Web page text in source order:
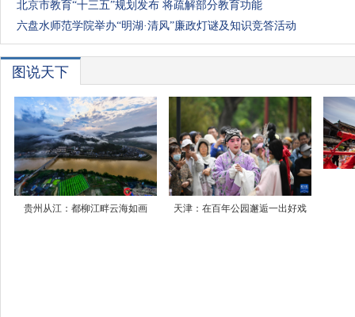
北京市教育“十三五”规划发布 将疏解部分教育功能
六盘水师范学院举办“明湖·清风”廉政灯谜及知识竞答活动
图说天下
贵州从江：都柳江畔云海如画 天津：在百年公园邂逅一出好戏